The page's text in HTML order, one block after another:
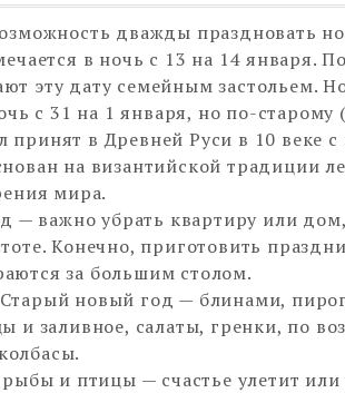
дважды праздновать
в ночь с 13 на 14 января.
эту дату семейным застольем.
с 31 на 1 января, но по-
в Древней Руси в 10 веке
на византийской традиции
мира.
— важно убрать квартиру или
Конечно, приготовить
за большим столом.
новый год — блинами,
и заливное, салаты, гренки, по
и птицы — счастье улетит